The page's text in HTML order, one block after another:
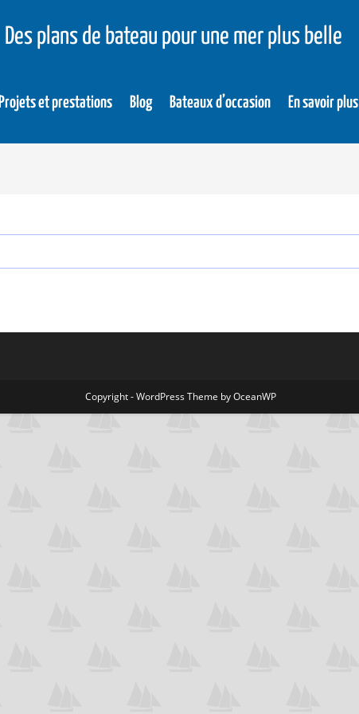
Des plans de bateau pour une mer plus belle
Projets et prestations Blog Bateaux d’occasion En savoir plus
Copyright - WordPress Theme by OceanWP